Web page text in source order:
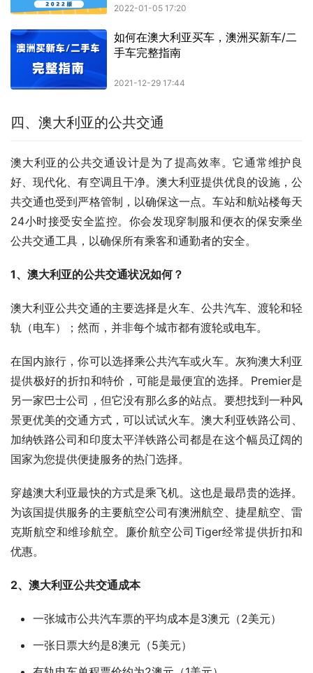
四、澳大利亚的公共交通
澳大利亚的公共交通设计是为了提高效率。它通常维护良
好、现代化、有空调且干净。澳大利亚提供优良的设施，公
共交通也受到严格管制，以确保这一点。车站和航站楼每天
24小时接受安全监控。你会发现穿制服和便衣的保安乘坐
公共交通工具，以确保所有乘客和通勤者的安全。
1、澳大利亚的公共交通状况如何？
澳大利亚公共交通的主要选择是火车、公共汽车、渡轮和轻
轨（电车）；然而，并非每个城市都有渡轮或电车。
在国内旅行，你可以选择乘公共汽车或火车。灰狗澳大利亚
提供极好的折扣和特价，可能是最便宜的选择。Premier是
另一家巴士公司，但它没有那么多的站点。要想找到一种风
景更优美的交通方式，可以试试火车。澳大利亚铁路公司、
加纳铁路公司和印度太平洋铁路公司都是在这个幅员辽阔的
国家为您提供便捷服务的热门选择。
穿越澳大利亚最快的方式是乘飞机。这也是最昂贵的选择。
为该国提供服务的主要航空公司有澳洲航空、捷星航空、雷
克斯航空和维珍航空。廉价航空公司Tiger经常提供折扣和
优惠。
2、澳大利亚公共交通成本
一张城市公共汽车票的平均成本是3澳元（2美元）
一张日票大约是8澳元（5美元）